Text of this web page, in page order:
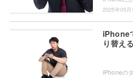
2025年05月
iPhone
り替え